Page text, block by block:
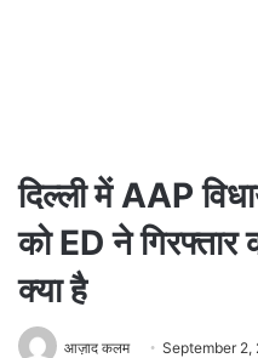
दिल्ली में AAP
को ED ने गिरफ्तार
क्या है
आज़ाद कलम September 2,